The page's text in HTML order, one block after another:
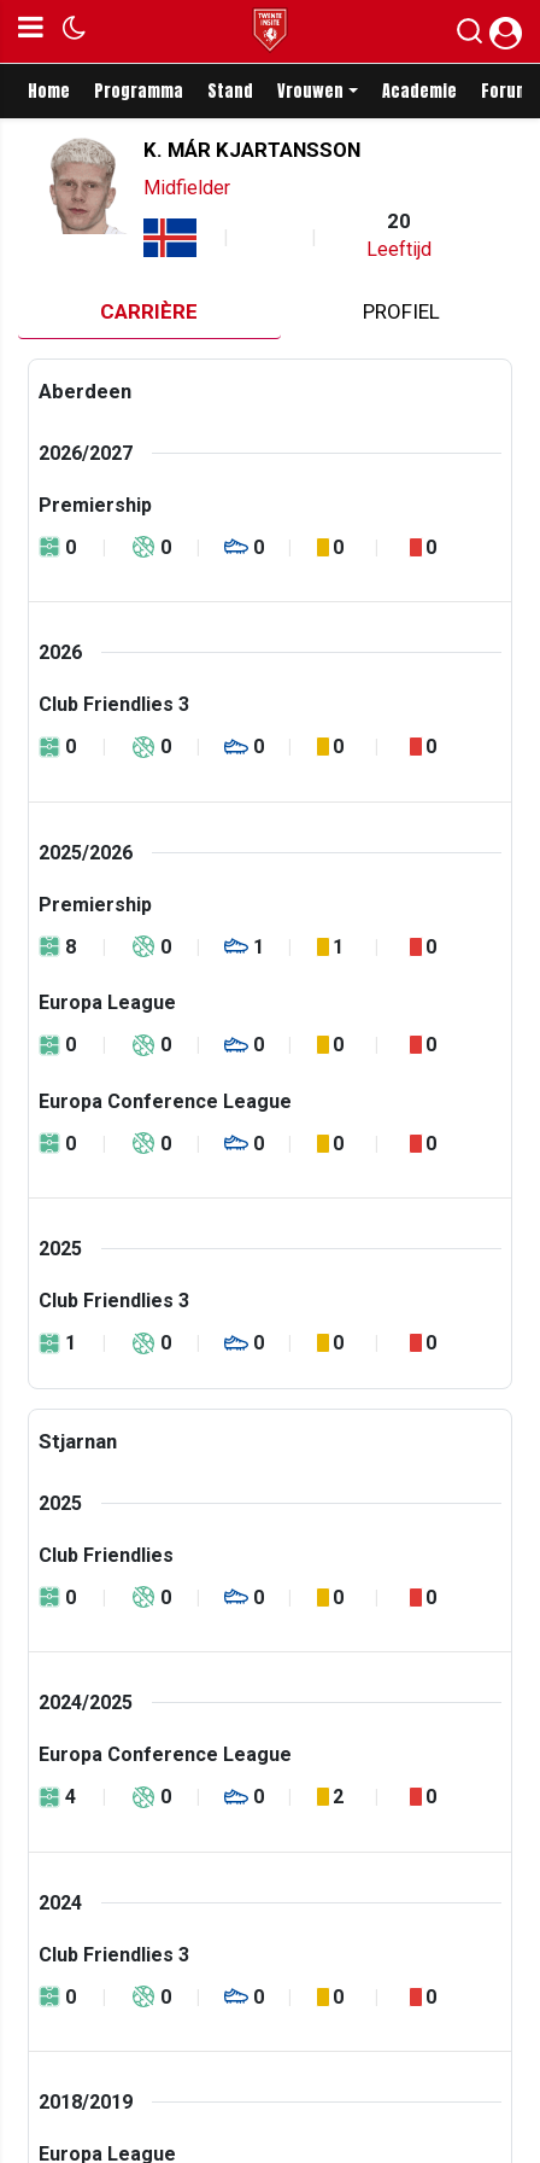
Home Programma Stand Vrouwen Academie Forum
K. MÁR KJARTANSSON
Midfielder
20
Leeftijd
CARRIÈRE PROFIEL
Aberdeen
2026/2027
Premiership
0
0 0 0 0
2026
Club Friendlies 3
0
0 0 0 0
2025/2026
Premiership
8
0 1 1 0
Europa League
0
0 0 0 0
Europa Conference League
0
0 0 0 0
2025
Club Friendlies 3
1
0 0 0 0
Stjarnan
2025
Club Friendlies
0
0 0 0 0
2024/2025
Europa Conference League
4
0 0 2 0
2024
Club Friendlies 3
0
0 0 0 0
2018/2019
Europa League